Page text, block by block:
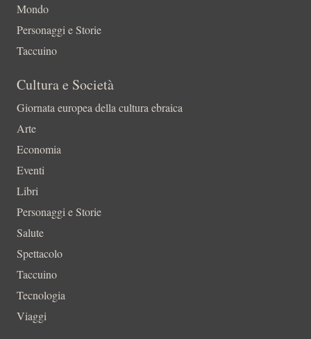
Mondo
Personaggi e Storie
Taccuino
Cultura e Società
Giornata europea della cultura ebraica
Arte
Economia
Eventi
Libri
Personaggi e Storie
Salute
Spettacolo
Taccuino
Tecnologia
Viaggi